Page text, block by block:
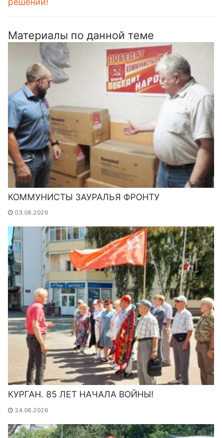
Материалы по данной теме
КОММУНИСТЫ ЗАУРАЛЬЯ ФРОНТУ
03.08.2026
КУРГАН. 85 ЛЕТ НАЧАЛА ВОЙНЫ!
24.06.2026